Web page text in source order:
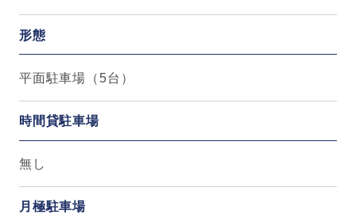
形態
平面駐車場（5台）
時間貸駐車場
無し
月極駐車場